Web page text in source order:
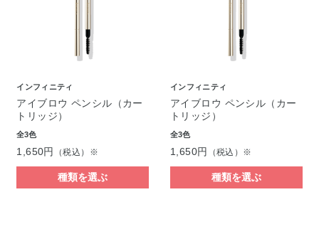
インフィニティ
アイブロウ ペンシル（カー
トリッジ）
全3色
1,650円 （税込）※
種類を選ぶ
インフィニティ
アイブロウ ペンシル（カー
トリッジ）
全3色
1,650円 （税込）※
種類を選ぶ